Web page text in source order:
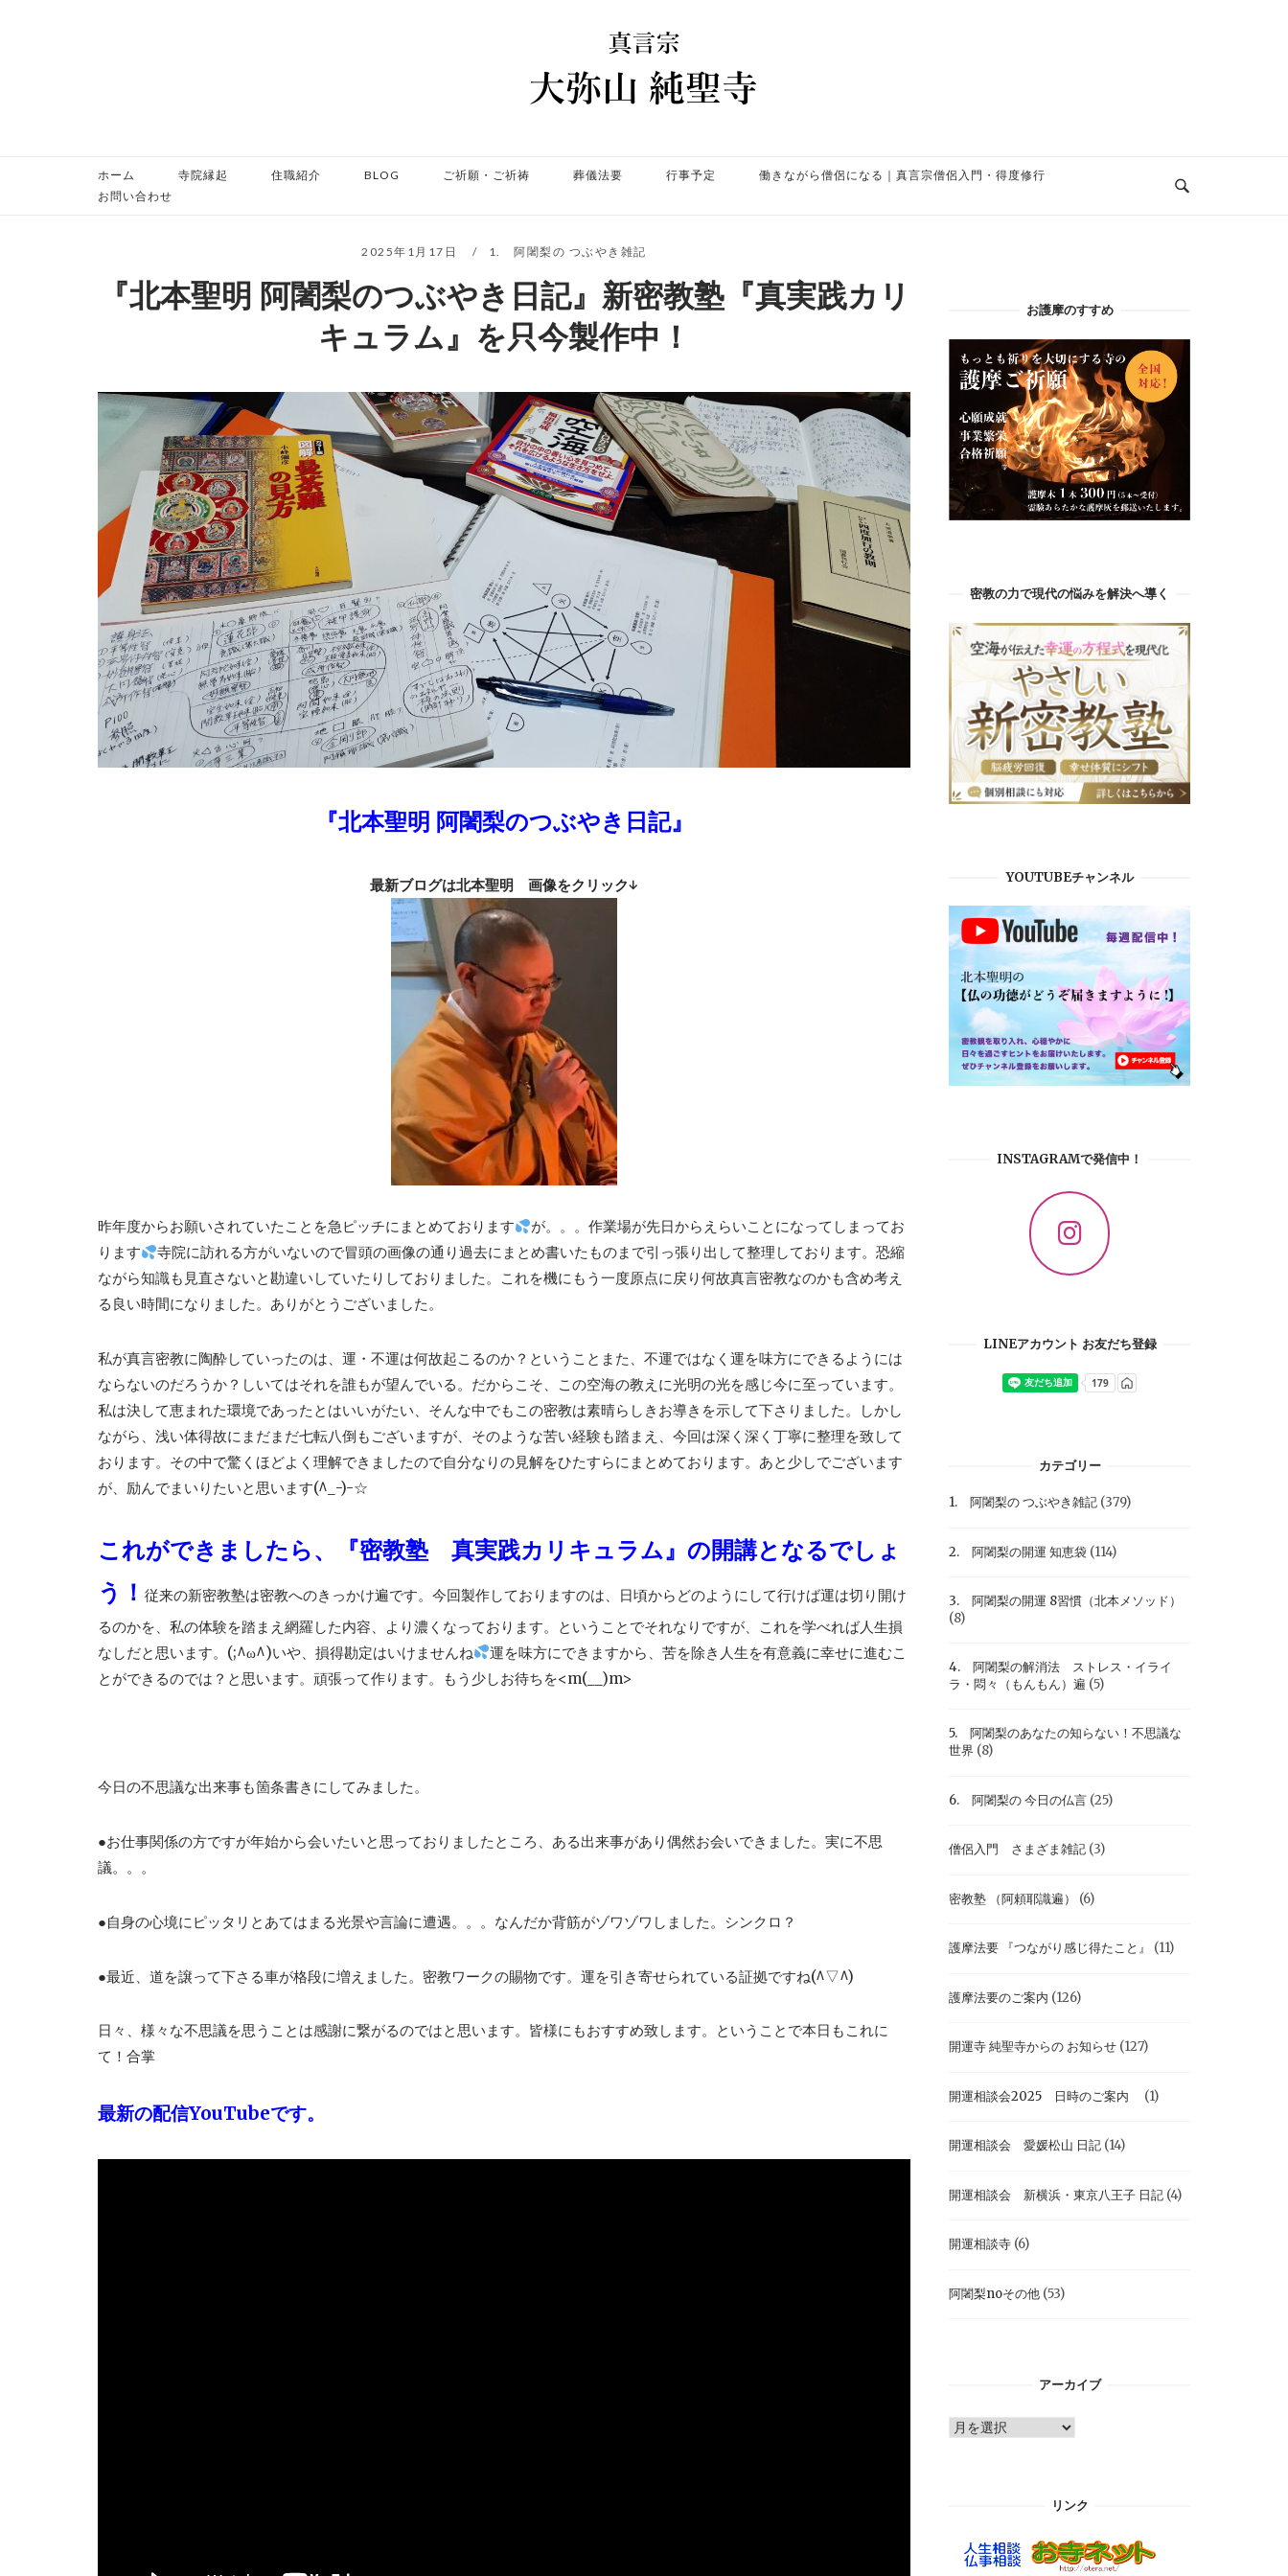
ホーム 寺院縁起 住職紹介 BLOG ご祈願・ご祈祷 葬儀法要 行事予定
働きながら僧侶になる｜真言宗僧侶入門・得度修行
お問い合わせ
2025年1月17日 1. 阿闍梨の つぶやき雑記
『北本聖明 阿闍梨のつぶやき日記』新密教塾『真実践カリ
キュラム』を只今製作中！
『北本聖明 阿闍梨のつぶやき日記』
最新ブログは北本聖明 画像をクリック↓
昨年度からお願いされていたことを急ピッチにまとめております
が。。。作業場が先日からえらいことになってしまってお
ります
寺院に訪れる方がいないので冒頭の画像の通り過去にまとめ書いたものまで引っ張り出して整理しております。恐縮
ながら知識も見直さないと勘違いしていたりしておりました。これを機にもう一度原点に戻り何故真言密教なのかも含め考え
る良い時間になりました。ありがとうございました。
私が真言密教に陶酔していったのは、運・不運は何故起こるのか？ということまた、不運ではなく運を味方にできるようには
ならないのだろうか？しいてはそれを誰もが望んでいる。だからこそ、この空海の教えに光明の光を感じ今に至っています。
私は決して恵まれた環境であったとはいいがたい、そんな中でもこの密教は素晴らしきお導きを示して下さりました。しかし
ながら、浅い体得故にまだまだ七転八倒もございますが、そのような苦い経験も踏まえ、今回は深く深く丁寧に整理を致して
おります。その中で驚くほどよく理解できましたので自分なりの見解をひたすらにまとめております。あと少しでございます
が、励んでまいりたいと思います(^_-)-☆
これができましたら、『密教塾 真実践カリキュラム』の開講となるでしょ
う！ 従来の新密教塾は密教へのきっかけ遍です。今回製作しておりますのは、日頃からどのようにして行けば運は切り開け
るのかを、私の体験を踏まえ網羅した内容、より濃くなっております。ということでそれなりですが、これを学べれば人生損
なしだと思います。(;^ω^)いや、損得勘定はいけませんね
運を味方にできますから、苦を除き人生を有意義に幸せに進むこ
とができるのでは？と思います。頑張って作ります。もう少しお待ちを<m(__)m>
今日の不思議な出来事も箇条書きにしてみました。
●お仕事関係の方ですが年始から会いたいと思っておりましたところ、ある出来事があり偶然お会いできました。実に不思
議。。。
●自身の心境にピッタリとあてはまる光景や言論に遭遇。。。なんだか背筋がゾワゾワしました。シンクロ？
●最近、道を譲って下さる車が格段に増えました。密教ワークの賜物です。運を引き寄せられている証拠ですね(^▽^)
日々、様々な不思議を思うことは感謝に繋がるのではと思います。皆様にもおすすめ致します。ということで本日もこれに
て！合掌
最新の配信YouTubeです。
お護摩のすすめ
密教の力で現代の悩みを解決へ導く
YOUTUBEチャンネル
INSTAGRAMで発信中！
LINEアカウント お友だち登録
カテゴリー
1. 阿闍梨の つぶやき雑記 (379)
2. 阿闍梨の開運 知恵袋 (114)
3. 阿闍梨の開運 8習慣（北本メソッド）
(8)
4. 阿闍梨の解消法 ストレス・イライ
ラ・悶々（もんもん）遍 (5)
5. 阿闍梨のあなたの知らない！不思議な
世界 (8)
6. 阿闍梨の 今日の仏言 (25)
僧侶入門 さまざま雑記 (3)
密教塾 （阿頼耶識遍） (6)
護摩法要 『つながり感じ得たこと』 (11)
護摩法要のご案内 (126)
開運寺 純聖寺からの お知らせ (127)
開運相談会2025 日時のご案内 (1)
開運相談会 愛媛松山 日記 (14)
開運相談会 新横浜・東京八王子 日記 (4)
開運相談寺 (6)
阿闍梨noその他 (53)
アーカイブ
ア
リンク